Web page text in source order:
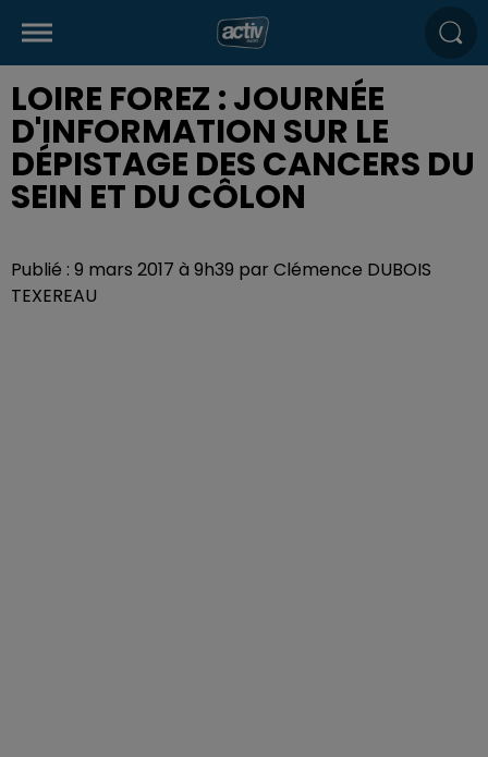
LOIRE FOREZ : JOURNÉE
D'INFORMATION SUR LE
DÉPISTAGE DES CANCERS DU
SEIN ET DU CÔLON
Publié : 9 mars 2017 à 9h39 par Clémence DUBOIS
TEXEREAU